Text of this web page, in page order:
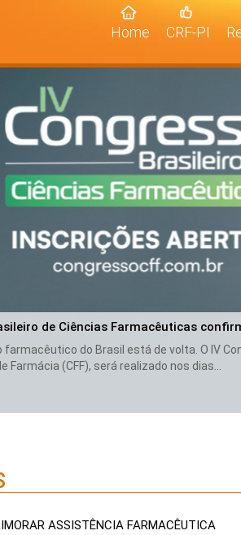
Home (current)
CRF-PI
de Ciências Farmacêuticas
do Brasil está de volta. O IV
Farmácia (CFF), será realizado nos dias...
ASSISTÊNCIA FARMACÊUTICA